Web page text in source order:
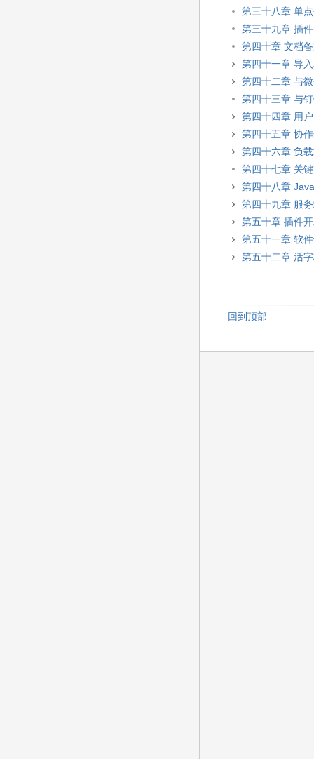
第三十八章 单
第三十九章 插件
第四十章 文档
第四十一章 导
第四十二章 与
第四十三章 与
第四十四章 用
第四十五章 协
第四十六章 负
第四十七章 关
第四十八章
第四十九章 服
第五十章 插件
第五十一章 软
第五十二章 活
回到顶部